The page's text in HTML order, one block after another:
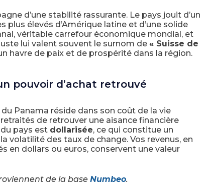
d’une stabilité rassurante. Le pays jouit d’un
plus élevés d’Amérique latine et d’une solide
véritable carrefour économique mondial, et
lui valent souvent le surnom de « Suisse de
havre de paix et de prospérité dans la région.
pouvoir d’achat retrouvé
Panama réside dans son coût de la vie
de retrouver une aisance financière
pays est dollarisée, ce qui constitue un
volatilité des taux de change. Vos revenus, en
en dollars ou euros, conservent une valeur
de la base Numbeo.